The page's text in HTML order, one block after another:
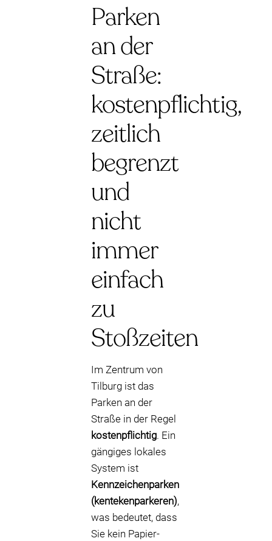
Parken
an der
Straße:
kostenpflichtig,
zeitlich
begrenzt
und
nicht
immer
einfach
zu
Stoßzeiten
Im Zentrum von
Tilburg ist das
Parken an der
Straße in der Regel
kostenpflichtig. Ein
gängiges lokales
System ist
Kennzeichenparken
(kentekenparkeren),
was bedeutet, dass
Sie kein Papier-